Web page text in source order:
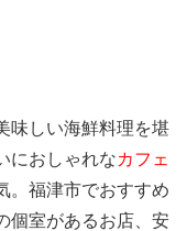
味しい海鮮料理を堪
におしゃれなカフェ
。福津市でおすすめ
個室があるお店、安